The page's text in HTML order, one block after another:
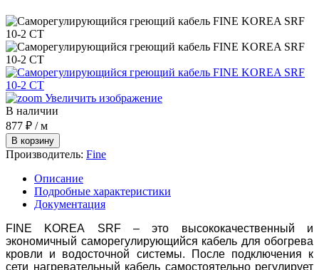
Увеличить изображение
В наличии
877 ₽ / м
Производитель: Fine
Описание
Подробные характеристики
Документация
FINE KOREA SRF – это высококачественный и
экономичный саморегулирующийся кабель для обогрева
кровли и водосточной системы. После подключения к
сети нагревательный кабель самостоятельно регулирует